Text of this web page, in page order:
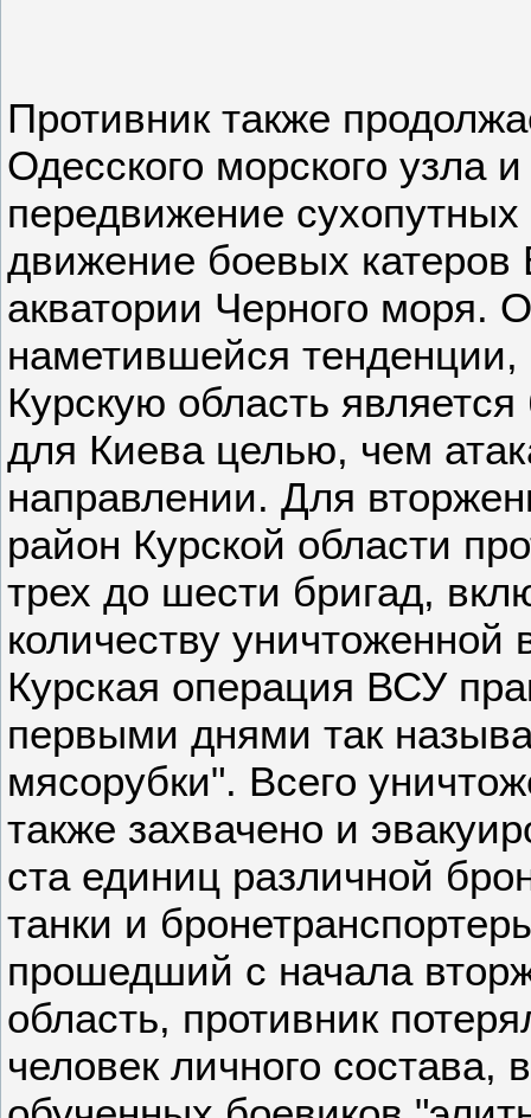
Противник также
Одесского морского узла
передвижение
движение боевых
акватории Черного моря.
наметившейся тенденции,
Курскую область
для Киева целью, чем
направлении. Для
район Курской области
трех до шести бригад,
количеству уничтоженной
Курская операция ВСУ
первыми днями так
мясорубки". Всего
также захвачено и
ста единиц различной
танки и
прошедший с начала
область, противник
человек личного состава,